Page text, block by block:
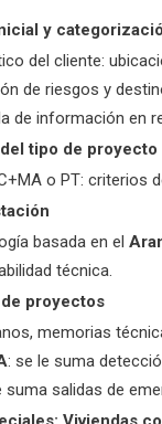
y
del cliente:
de riesgos y
de información en
tipo de proyecto
o PT: criterios
basada en el
técnica.
proyectos
memorias
: se le suma
suma salidas de